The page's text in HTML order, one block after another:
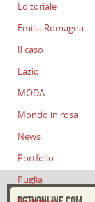
Editoriale
Emilia Romagna
Il caso
Lazio
MODA
Mondo in rosa
News
Portfolio
Puglia